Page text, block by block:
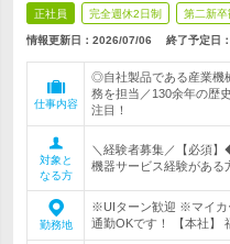
正社員 完全週休2日制 第二新卒
情報更新日：2026/07/06 終了予定日：
仕事内容
◎自社製品である産業機
務を担当／130余年の歴
注目！
対象と
なる方
＼経験者募集／【必須
機器サービス経験がある
勤務地
※UIターン歓迎 ※マイカ
通勤OKです！ 【本社】